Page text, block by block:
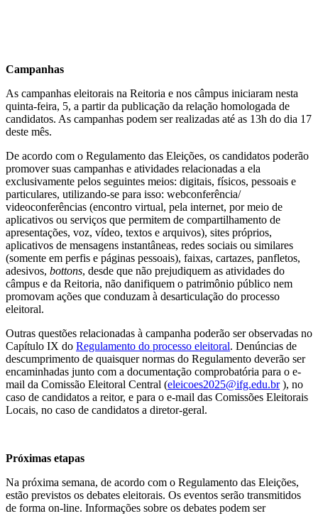
Campanhas
As campanhas eleitorais na Reitoria e nos câmpus iniciaram nesta
quinta-feira, 5, a partir da publicação da relação homologada de
candidatos. As campanhas podem ser realizadas até as 13h do dia 17
deste mês.
De acordo com o Regulamento das Eleições, os candidatos poderão
promover suas campanhas e atividades relacionadas a ela
exclusivamente pelos seguintes meios: digitais, físicos, pessoais e
particulares, utilizando-se para isso: webconferência/
videoconferências (encontro virtual, pela internet, por meio de
aplicativos ou serviços que permitem de compartilhamento de
apresentações, voz, vídeo, textos e arquivos), sites próprios,
aplicativos de mensagens instantâneas, redes sociais ou similares
(somente em perfis e páginas pessoais), faixas, cartazes, panfletos,
adesivos, bottons, desde que não prejudiquem as atividades do
câmpus e da Reitoria, não danifiquem o patrimônio público nem
promovam ações que conduzam à desarticulação do processo
eleitoral.
Outras questões relacionadas à campanha poderão ser observadas no
Capítulo IX do Regulamento do processo eleitoral. Denúncias de
descumprimento de quaisquer normas do Regulamento deverão ser
encaminhadas junto com a documentação comprobatória para o e-
mail da Comissão Eleitoral Central (eleicoes2025@ifg.edu.br), no
caso de candidatos a reitor, e para o e-mail das Comissões Eleitorais
Locais, no caso de candidatos a diretor-geral.
Próximas etapas
Na próxima semana, de acordo com o Regulamento das Eleições,
estão previstos os debates eleitorais. Os eventos serão transmitidos
de forma on-line. Informações sobre os debates podem ser